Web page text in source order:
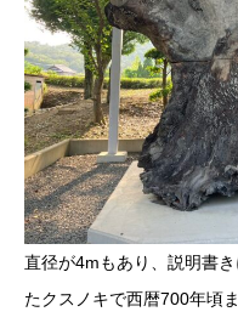
直径が4mもあり、説明書
たクスノキで西暦700年頃